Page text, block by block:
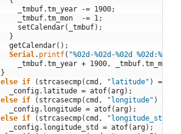
_tmbuf.tm_year -= 1900;
_tmbuf.tm_mon -= 1;
setCalendar( _tmbuf) ;
}
getCalendar( ) ;
Serial. printf( "%02d-%02d-%02d
_tmbuf.tm_year + 1900, _tmbuf.tm_mon
}
else if ( strcasecmp( cmd , "latitude" ) ==
_config. latitude = atof(arg) ;
else if ( strcasecmp( cmd , "longitude" )
_config. longitude = atof(arg) ;
else if ( strcasecmp( cmd , "longitude_std"
_config. longitude_std = atof(arg) ;